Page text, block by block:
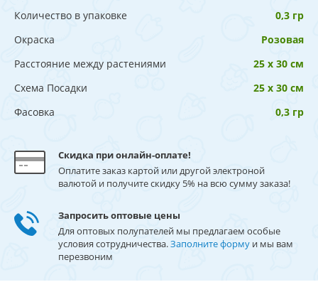
Количество в упаковке
0,3 гр
Окраска
Розовая
Расстояние между растениями
25 х 30 см
Схема Посадки
25 х 30 см
Фасовка
0,3 гр
Скидка при онлайн-оплате!
Оплатите заказ картой или другой электроной
валютой и получите скидку 5% на всю сумму заказа!
Запросить оптовые цены
Для оптовых полупателей мы предлагаем особые
условия сотрудничества.Заполните форму и мы вам
перезвоним